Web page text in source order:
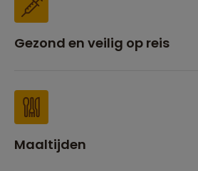
Gezond en veilig op reis
Maaltijden